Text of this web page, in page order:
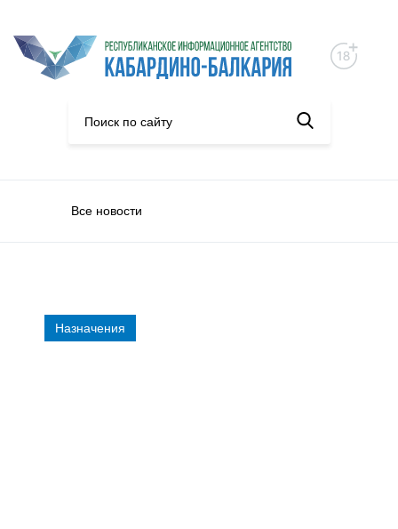
Все новости
Назначения